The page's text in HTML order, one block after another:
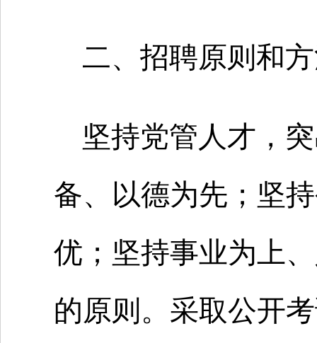
二、招聘原则和
坚持党管人才，
备、以德为先；坚
优；坚持事业为上
的原则。采取公开